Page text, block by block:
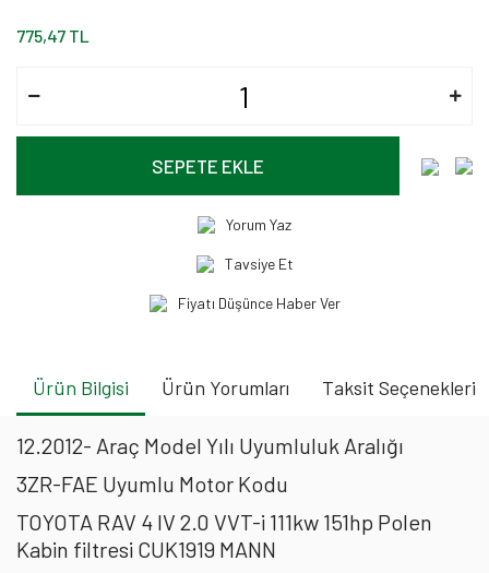
775,47 TL
SEPETE EKLE
Yorum Yaz
Tavsiye Et
Fiyatı Düşünce Haber Ver
Ürün Bilgisi Ürün Yorumları Taksit Seçenekleri
12.2012- Araç Model Yılı Uyumluluk Aralığı
3ZR-FAE Uyumlu Motor Kodu
TOYOTA RAV 4 IV 2.0 VVT-i 111kw 151hp Polen
Kabin filtresi CUK1919 MANN